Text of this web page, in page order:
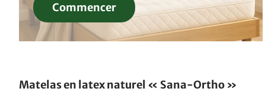
Commencer
Matelas en latex naturel « Sana-Ortho »